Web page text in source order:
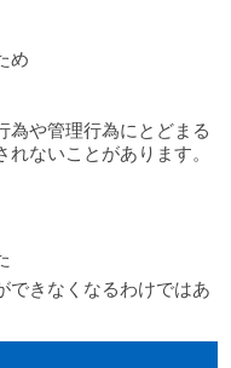
め
為や管理行為にとどまる
ないことがあります。
できなくなるわけではあ